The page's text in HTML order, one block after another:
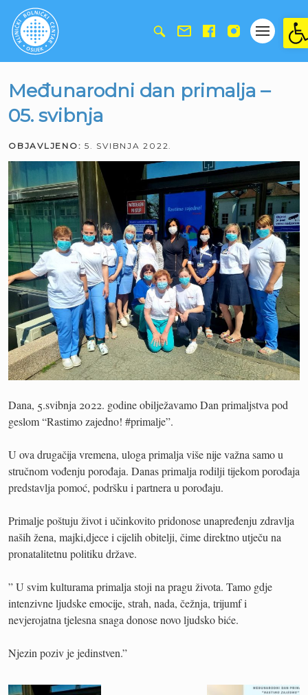
Međunarodni dan primalja –
05. svibnja
OBJAVLJENO: 5. SVIBNJA 2022.
Dana, 5.svibnja 2022. godine obilježavamo Dan primaljstva pod
geslom “Rastimo zajedno! #primalje”.
U ova drugačija vremena, uloga primalja više nije važna samo u
stručnom vođenju porođaja. Danas primalja rodilji tijekom porođaja
predstavlja pomoć, podršku i partnera u porođaju.
Primalje poštuju život i učinkovito pridonose unapređenju zdravlja
naših žena, majki,djece i cijelih obitelji, čime direktno utječu na
pronatalitetnu politiku države.
” U svim kulturama primalja stoji na pragu života. Tamo gdje
intenzivne ljudske emocije, strah, nada, čežnja, trijumf i
nevjerojatna tjelesna snaga donose novo ljudsko biće.
Njezin poziv je jedinstven.”